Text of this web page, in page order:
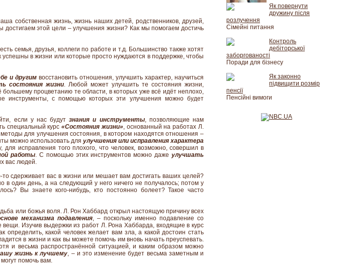
собственная жизнь, жизнь наших детей, родственников, друзей,
достигаем этой цели – улучшения жизни? Как мы помогаем достичь
семья, друзья, коллеги по работе и т.д. Большинство также хотят
в жизни или которые просто нуждаются в поддержке, чтобы
и другим восстановить отношения, улучшить характер, научиться
состояния жизни. Любой может улучшить те состояния жизни,
процветанию те области, в которых уже всё идёт неплохо,
инструменты, с помощью которых эти улучшения можно будет
если у нас будутзнания и инструменты, позволяющие нам
специальный курс«Состояния жизни», основанный на работах Л.
для улучшения состояния, в котором находятся отношения –
можно использовать для улучшения или исправления характера
для исправления того плохого, что человек, возможно, совершил в
работы. С помощью этих инструментов можно дажеулучшать
вас людей.
сдерживает вас в жизни или мешает вам достигать ваших целей?
в один день, а на следующий у него ничего не получалось; потом у
Вы знаете кого-нибудь, кто постоянно болеет? Такое часто
или божья воля. Л. Рон Хаббард открыл настоящую причину всех
механизма подавления, – поскольку именно подавление со
Изучив выдержки из работ Л. Рона Хаббарда, входящие в курс
определить, какой человек желает вам зла, а какой достоин стать
в жизни и как вы можете помочь им вновь начать преуспевать.
и весьма распространённой ситуацией, и каким образом можно
жизнь к лучшему, – и это изменение будет весьма заметным и
помочь вам.
Як повернути
дружину після
розлучення
Сімейні питання
Контроль
дебіторської
заборгованості
Поради для бізнесу
Як законно
підвищити розмір
пенсії
Пенсійні вимоги